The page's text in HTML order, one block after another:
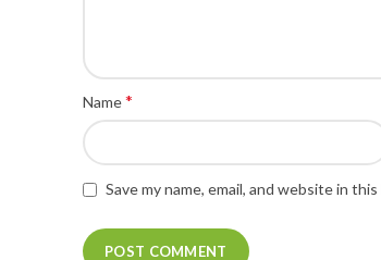
Name*
Save my name, email, and website in